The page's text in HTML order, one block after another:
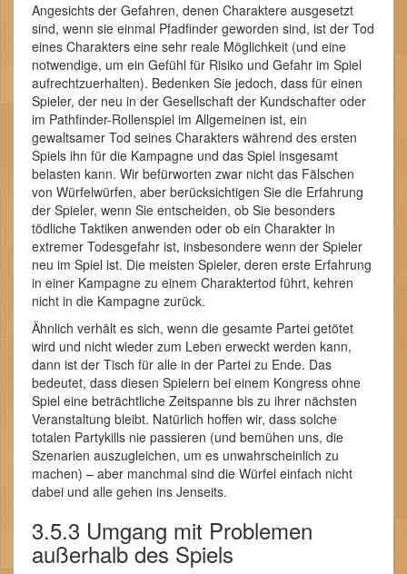
Angesichts der Gefahren, denen Charaktere ausgesetzt
sind, wenn sie einmal Pfadfinder geworden sind, ist der Tod
eines Charakters eine sehr reale Möglichkeit (und eine
notwendige, um ein Gefühl für Risiko und Gefahr im Spiel
aufrechtzuerhalten). Bedenken Sie jedoch, dass für einen
Spieler, der neu in der Gesellschaft der Kundschafter oder
im Pathfinder-Rollenspiel im Allgemeinen ist, ein
gewaltsamer Tod seines Charakters während des ersten
Spiels ihn für die Kampagne und das Spiel insgesamt
belasten kann. Wir befürworten zwar nicht das Fälschen
von Würfelwürfen, aber berücksichtigen Sie die Erfahrung
der Spieler, wenn Sie entscheiden, ob Sie besonders
tödliche Taktiken anwenden oder ob ein Charakter in
extremer Todesgefahr ist, insbesondere wenn der Spieler
neu im Spiel ist. Die meisten Spieler, deren erste Erfahrung
in einer Kampagne zu einem Charaktertod führt, kehren
nicht in die Kampagne zurück.
Ähnlich verhält es sich, wenn die gesamte Partei getötet
wird und nicht wieder zum Leben erweckt werden kann,
dann ist der Tisch für alle in der Partei zu Ende. Das
bedeutet, dass diesen Spielern bei einem Kongress ohne
Spiel eine beträchtliche Zeitspanne bis zu ihrer nächsten
Veranstaltung bleibt. Natürlich hoffen wir, dass solche
totalen Partykills nie passieren (und bemühen uns, die
Szenarien auszugleichen, um es unwahrscheinlich zu
machen) – aber manchmal sind die Würfel einfach nicht
dabei und alle gehen ins Jenseits.
3.5.3 Umgang mit Problemen
außerhalb des Spiels